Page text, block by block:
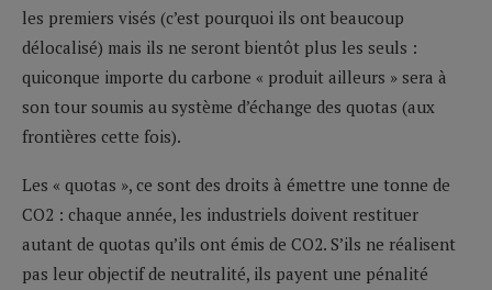
les premiers visés (c’est pourquoi ils ont beaucoup
délocalisé) mais ils ne seront bientôt plus les seuls :
quiconque importe du carbone « produit ailleurs » sera à
son tour soumis au système d’échange des quotas (aux
frontières cette fois).
Les « quotas », ce sont des droits à émettre une tonne de
CO2 : chaque année, les industriels doivent restituer
autant de quotas qu’ils ont émis de CO2. S’ils ne réalisent
pas leur objectif de neutralité, ils payent une pénalité